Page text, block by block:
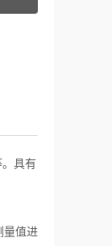
具有
量值进